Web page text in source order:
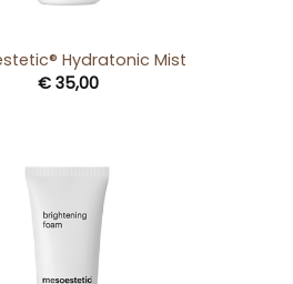
Hydratonic Mist
€ 35,00